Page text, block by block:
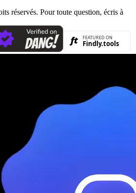
réservés. Pour toute question, écris à